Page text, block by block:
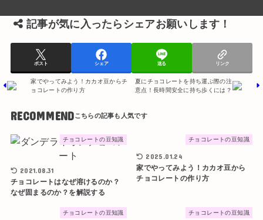
記事が気に入ったらシェアお願いします！
ポスト シェア 送る リンク
家でやってみよう！カカオ豆からチ
ョコレートの作り方
夏にチョコレートを持ち運ぶ際の注
意点！長時間安全に持ち歩くには？
RECOMMEND
チョコレートの豆知識
2021.08.31
チョコレートはなぜ溶けるのか？
なぜ固まるのか？を解説する
チョコレートの豆知識
2025.01.24
家でやってみよう！カカオ豆から
チョコレートの作り方
チョコレートの豆知識 チョコレートの豆知識